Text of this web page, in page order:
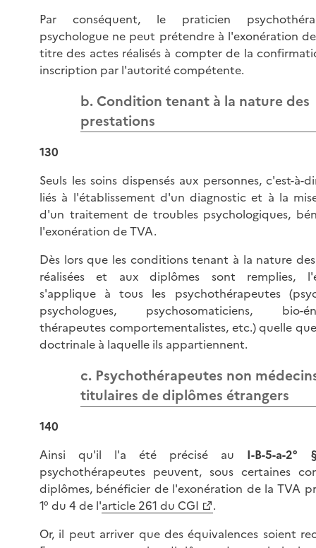
Par conséquent, le praticien
psychologue ne peut prétendre à l'exonération
titre des actes réalisés à compter de la
inscription par l'autorité compétente.
b. Condition tenant à la nature des
prestations
130
Seuls les soins dispensés aux personnes, c'est-à-
liés à l'établissement d'un diagnostic et à la
d'un traitement de troubles psychologiques,
l'exonération de TVA.
Dès lors que les conditions tenant à la nature
réalisées et aux diplômes sont remplies,
s'applique à tous les psychothérapeutes
psychologues, psychosomaticiens, bio-
thérapeutes comportementalistes, etc.) quelle
doctrinale à laquelle ils appartiennent.
c. Psychothérapeutes non
titulaires de diplômes étrangers
140
Ainsi qu'il l'a été précisé au I-B-5-a-2°
psychothérapeutes peuvent, sous certaines
diplômes, bénéficier de l'exonération de la TVA
1° du 4 de l'article 261 du CGI
.
Or, il peut arriver que des équivalences soient